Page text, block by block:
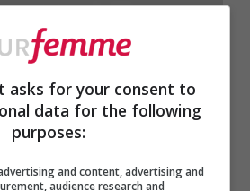
asks for your consent to
data for the following
purposes:
and content, advertising and
audience research and